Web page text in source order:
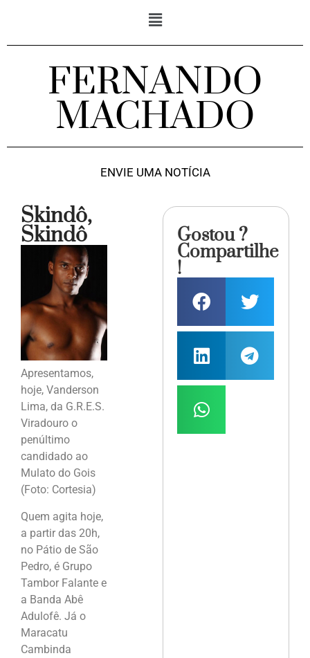
FERNANDO
MACHADO
ENVIE UMA NOTÍCIA
Skindô,
Skindô
Apresentamos,
hoje, Vanderson
Lima, da G.R.E.S.
Viradouro o
penúltimo
candidado ao
Mulato do Gois
(Foto: Cortesia)
Quem agita hoje,
a partir das 20h,
no Pátio de São
Pedro, é Grupo
Tambor Falante e
a Banda Abê
Adulofê. Já o
Maracatu
Cambinda
Gostou ?
Compartilhe
!